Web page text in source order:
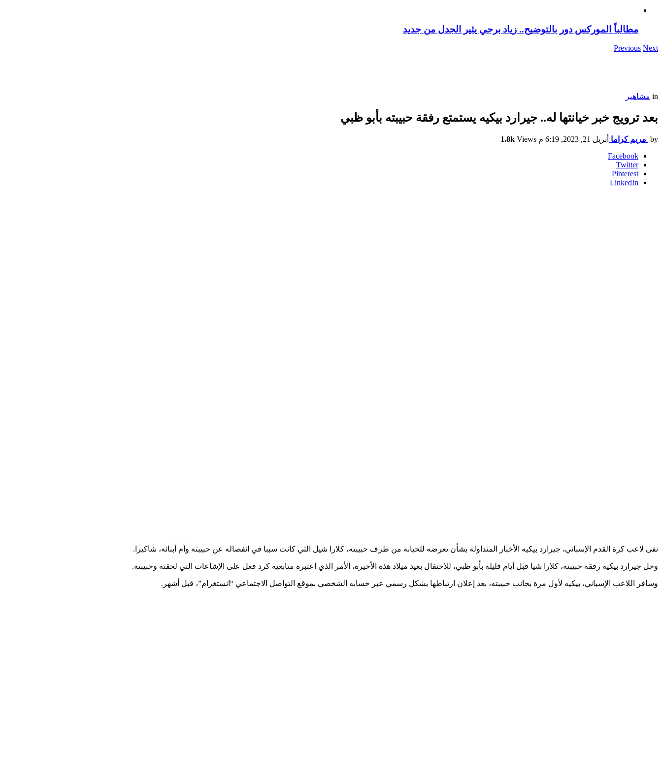
مطالباً الموركس دور بالتوضيح.. زياد برجي يثير الجدل من جديد
Previous Next
in مشاهير
بعد ترويج خبر خيانتها له.. جيرارد بيكيه يستمتع رفقة حبيبته بأبو ظبي
by مريم كراما أبريل 21, 2023, 6:19 م 1.8k Views
Facebook
Twitter
Pinterest
LinkedIn
نفى لاعب كرة القدم الإسباني، جيرارد بيكيه الأخبار المتداولة بشأن تعرضه للخيانة من طرف حبيبته، كلارا شيل التي كانت سببا في انفصاله عن حبيبته وأم أبنائه، شاكيرا.
وحل جيرارد بيكيه رفقة حبيبته، كلارا شيا قبل أيام قليلة بأبو ظبي، للاحتفال بعيد ميلاد هذه الأخيرة، الأمر الذي اعتبره متابعيه كرد فعل على الإشاعات التي لحقته وحبيبته.
وسافر اللاعب الإسباني، بيكيه لأول مرة بجانب حبيبته، بعد إعلان ارتباطها بشكل رسمي عبر حسابه الشخصي بموقع التواصل الاجتماعي “انستغرام”، قبل أشهر.